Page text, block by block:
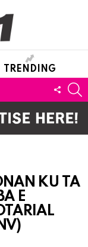
TRENDING
KU TA
E